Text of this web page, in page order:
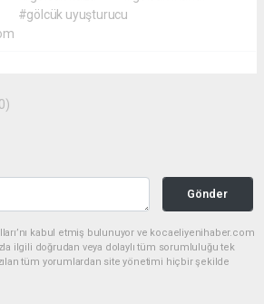
#gölcük uyuşturucu
Gönder
kabul etmiş bulunuyor ve kocaeliyenihaber.com
ilgili doğrudan veya dolaylı tüm sorumluluğu tek
tüm yorumlardan site yönetimi hiçbir şekilde